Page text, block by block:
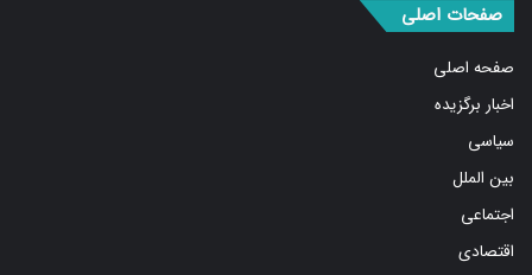
صفحات اصلی
صفحه اصلی
اخبار برگزیده
سیاسی
بین الملل
اجتماعی
اقتصادی